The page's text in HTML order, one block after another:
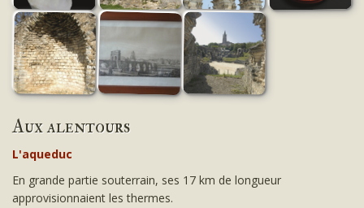
Aux alentours
L'aqueduc
En grande partie souterrain, ses 17 km de longueur
approvisionnaient les thermes.